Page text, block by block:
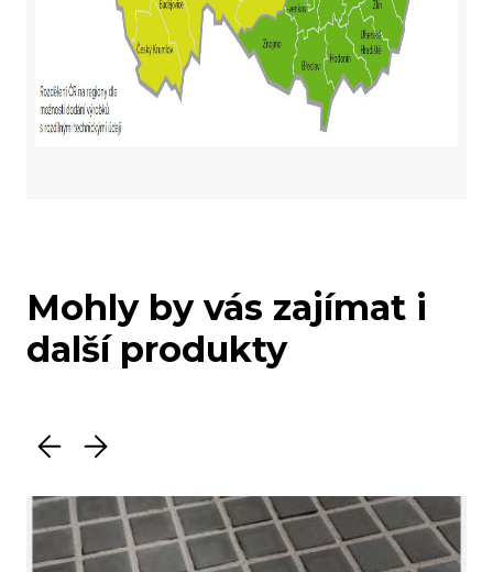
Mohly by vás zajímat i
další produkty